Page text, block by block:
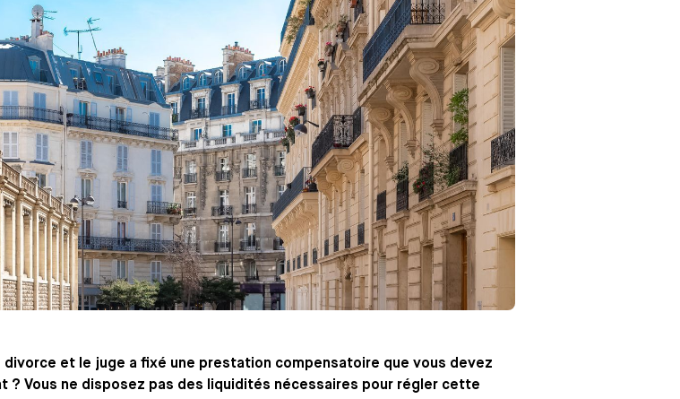
divorce et le juge a fixé une prestation compensatoire que vous devez
? Vous ne disposez pas des liquidités nécessaires pour régler cette